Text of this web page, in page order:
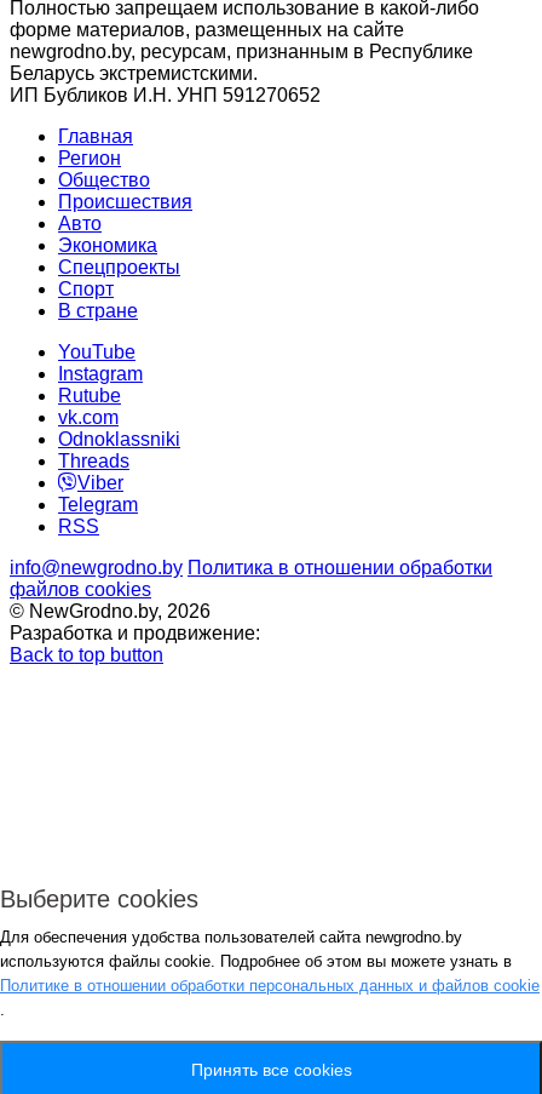
Полностью запрещаем использование в какой-либо
форме материалов, размещенных на сайте
newgrodno.by, ресурсам, признанным в Республике
Беларусь экстремистскими.
ИП Бубликов И.Н. УНП 591270652
Главная
Регион
Общество
Происшествия
Авто
Экономика
Спецпроекты
Cпорт
В стране
YouTube
Instagram
Rutube
vk.com
Odnoklassniki
Threads
Viber
Telegram
RSS
info@newgrodno.by Политика в отношении обработки
файлов cookies
© NewGrodno.by, 2026
Разработка и продвижение:
Back to top button
Авторизация
*
Запомнить
Потеряли пароль ?
Выберите cookies
Для обеспечения удобства пользователей сайта newgrodno.by
используются файлы cookie. Подробнее об этом вы можете узнать в
Политике в отношении обработки персональных данных и файлов cookie
.
Принять все cookies